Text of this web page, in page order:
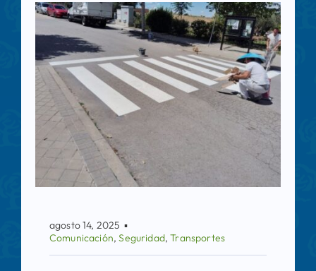
agosto 14, 2025 ▪
Comunicación,Seguridad,Transportes